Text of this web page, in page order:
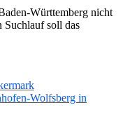
Württemberg nicht
Suchlauf soll das
Wolfsberg in